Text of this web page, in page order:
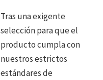
Tras una exigente
selección para que el
producto cumpla con
nuestros estrictos
estándares de